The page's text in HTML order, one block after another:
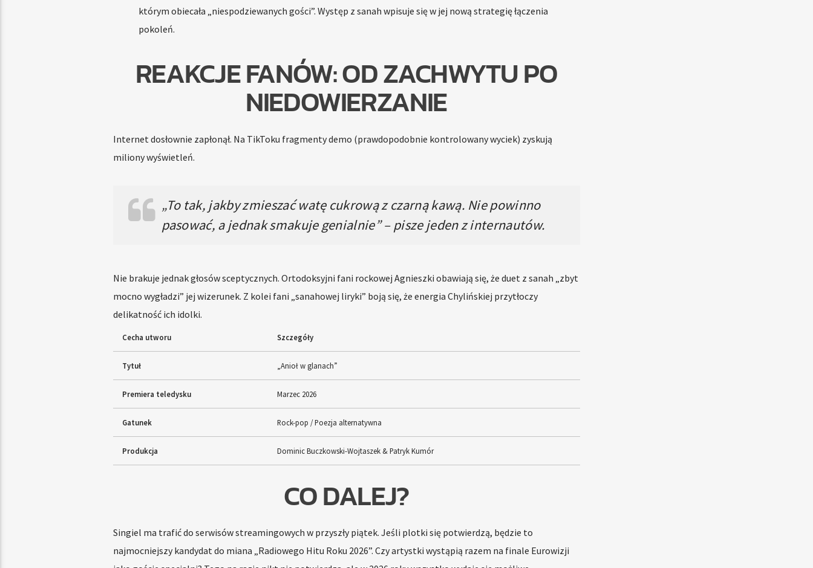
którym obiecała „niespodziewanych gości”. Występ z sanah wpisuje się w jej nową strategię łączenia
pokoleń.
REAKCJE FANÓW: OD ZACHWYTU PO
NIEDOWIERZANIE
Internet dosłownie zapłonął. Na TikToku fragmenty demo (prawdopodobnie kontrolowany wyciek) zyskują
miliony wyświetleń.
„To tak, jakby zmieszać watę cukrową z czarną kawą. Nie powinno
pasować, a jednak smakuje genialnie” – pisze jeden z internautów.
Nie brakuje jednak głosów sceptycznych. Ortodoksyjni fani rockowej Agnieszki obawiają się, że duet z sanah „zbyt
mocno wygładzi” jej wizerunek. Z kolei fani „sanahowej liryki” boją się, że energia Chylińskiej przytłoczy
delikatność ich idolki.
Cecha utworu Szczegóły
Tytuł „Anioł w glanach”
Premiera teledysku Marzec 2026
Gatunek Rock-pop / Poezja alternatywna
Produkcja Dominic Buczkowski-Wojtaszek & Patryk Kumór
CO DALEJ?
Singiel ma trafić do serwisów streamingowych w przyszły piątek. Jeśli plotki się potwierdzą, będzie to
najmocniejszy kandydat do miana „Radiowego Hitu Roku 2026”. Czy artystki wystąpią razem na finale Eurowizji